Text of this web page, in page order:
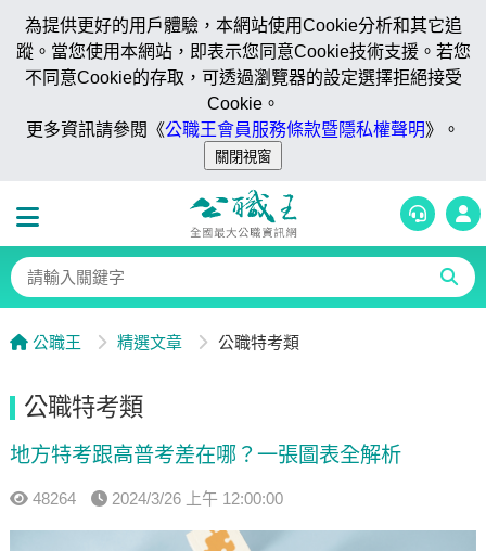
為提供更好的用戶體驗，本網站使用Cookie分析和其它追
蹤。當您使用本網站，即表示您同意Cookie技術支援。若您
不同意Cookie的存取，可透過瀏覽器的設定選擇拒絕接受
Cookie。
更多資訊請參閱《公職王會員服務條款暨隱私權聲明》。
公職王 精選文章 公職特考類
公職特考類
地方特考跟高普考差在哪？一張圖表全解析
48264 2024/3/26 上午 12:00:00